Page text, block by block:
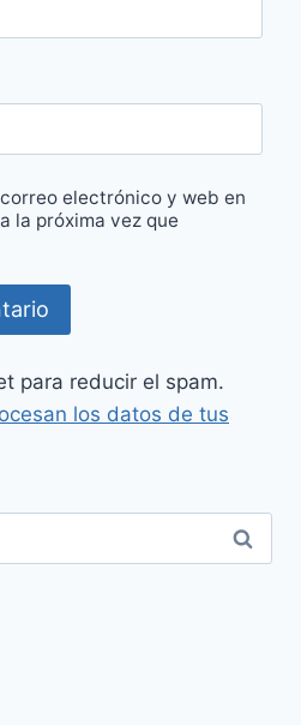
electrónico y web en
la próxima vez que
para reducir el spam.
los datos de tus